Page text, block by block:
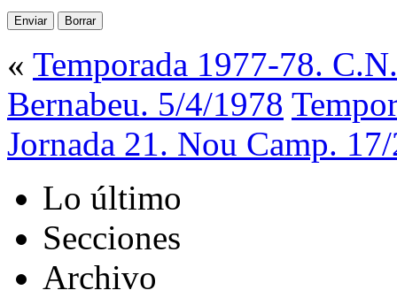
« Temporada 1977-78.
Bernabeu. 5/4/1978
Jornada 21. Nou Camp.
Lo último
Secciones
Archivo